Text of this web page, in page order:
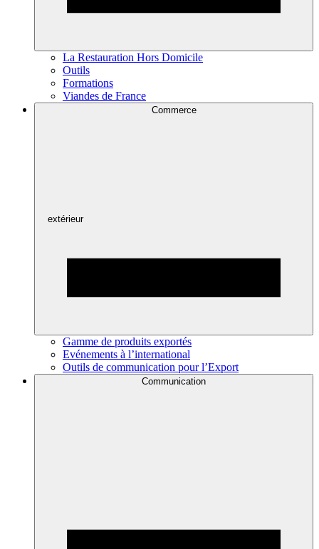
La Restauration Hors Domicile
Outils
Formations
Viandes de France
Commerce
extérieur
Gamme de produits exportés
Evénements à l’international
Outils de communication pour l’Export
Communication